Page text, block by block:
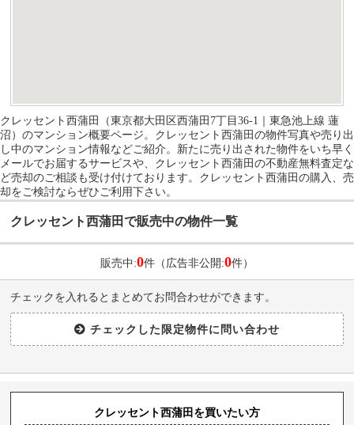
クレッセント西蒲田（東京都大田区西蒲田7丁目36-1｜東急池上線 蓮
沼）のマンション概要ページ。クレッセント西蒲田の物件写真や売り出
し中のマンション情報などご紹介。新たに売り出された物件をいち早く
メールでお届するサービスや、クレッセント西蒲田の不動産無料査定な
ど売却のご相談も受け付けております。クレッセント西蒲田の購入、売
却をご検討ならぜひご利用下さい。
クレッセント西蒲田で販売中の物件一覧
販売中:0件（広告非公開:0件）
チェックを入れるとまとめてお問合わせができます。
クレッセント西蒲田を買いたい方